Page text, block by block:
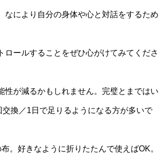
なにより自分の身体や心と対話をするため
ールすることをぜひ心がけてみてくださ
が減るかもしれません。完璧とまではい
換／1日で足りるようになる方が多いで
。好きなように折りたたんで使えばOK。